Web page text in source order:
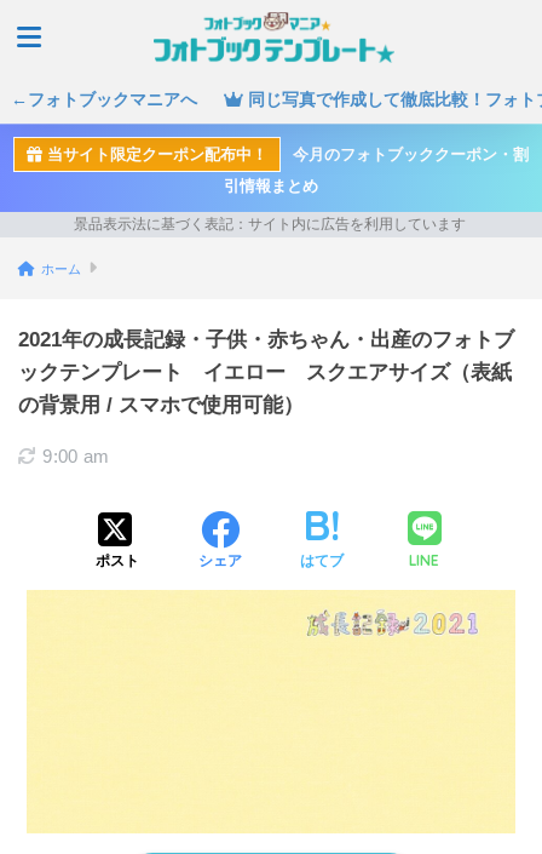
←フォトブックマニアへ 同じ写真で作成して徹底比較！フォ
当サイト限定クーポン配布中！
今月のフォトブッククーポン・割
引情報まとめ
ホーム
2021年の成長記録・子供・赤ちゃん・出産のフォトブ
ックテンプレート イエロー スクエアサイズ（表紙
の背景用 / スマホで使用可能）
9:00 am
ポスト シェア はてブ LINE